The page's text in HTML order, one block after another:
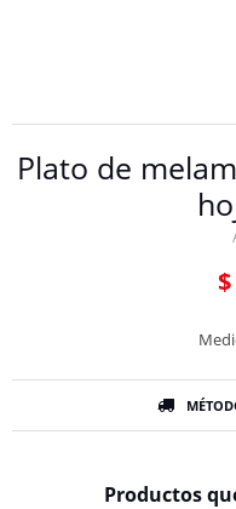
Plato de
$
Productos